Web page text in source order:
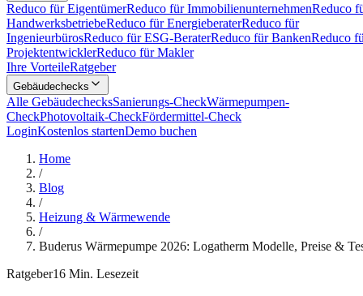
Reduco für EigentümerReduco für ImmobilienunternehmenReduco
HandwerksbetriebeReduco für EnergieberaterReduco für
IngenieurbürosReduco für ESG-BeraterReduco für BankenReduco
ProjektentwicklerReduco für Makler
Ihre VorteileRatgeber
Gebäudechecks
Alle GebäudechecksSanierungs-CheckWärmepumpen-
CheckPhotovoltaik-CheckFördermittel-Check
LoginKostenlos startenDemo buchen
Home
/
Blog
/
Heizung & Wärmewende
/
Buderus Wärmepumpe 2026: Logatherm Modelle, Preise &
Ratgeber16 Min. Lesezeit